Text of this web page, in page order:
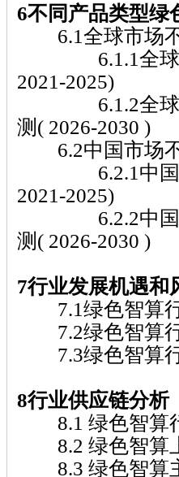
6不同产品类型绿
6.1全球市场不
6.1.1全球市
2021-2025)
6.1.2全球市
测( 2026-2030 )
6.2中国市场不
6.2.1中国市
2021-2025)
6.2.2中国市
测( 2026-2030 )
7行业发展机遇和
7.1绿色智算行
7.2绿色智算行
7.3绿色智算
8行业供应链分析
8.1 绿色智算
8.2 绿色智算
8.3 绿色智算